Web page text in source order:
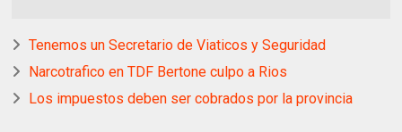
Tenemos un Secretario de Viaticos y Seguridad
Narcotrafico en TDF Bertone culpo a Rios
Los impuestos deben ser cobrados por la provincia